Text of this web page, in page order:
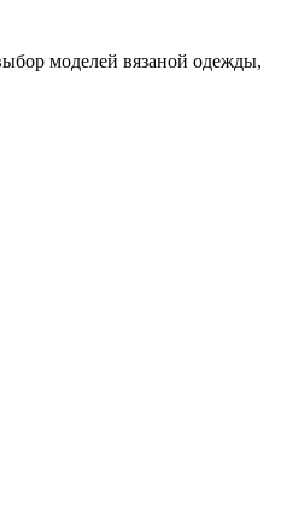
моделей вязаной одежды,